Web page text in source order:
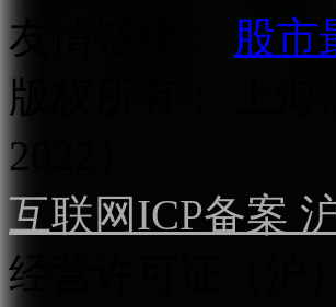
友情链接：
股市
版权所有：
2022）
互联网ICP备案
经营许可证（沪